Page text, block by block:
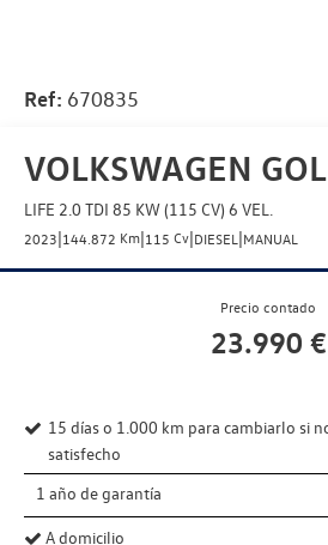
Ref: 670835
VOLKSWAGEN
LIFE 2.0 TDI 85 KW (115 CV) 6 VEL.
2023|144.872 Km|115 Cv|DIESEL|MANUAL
Precio contado
23.990 €
15 días o 1.000 km para cambiarlo si
satisfecho
1 año de garantía
A domicilio